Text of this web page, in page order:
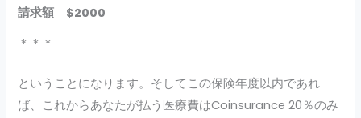
請求額 $2000
＊＊＊
ということになります。そしてこの保険年度以内であれ
ば、これからあなたが払う医療費はCoinsurance 20％のみ